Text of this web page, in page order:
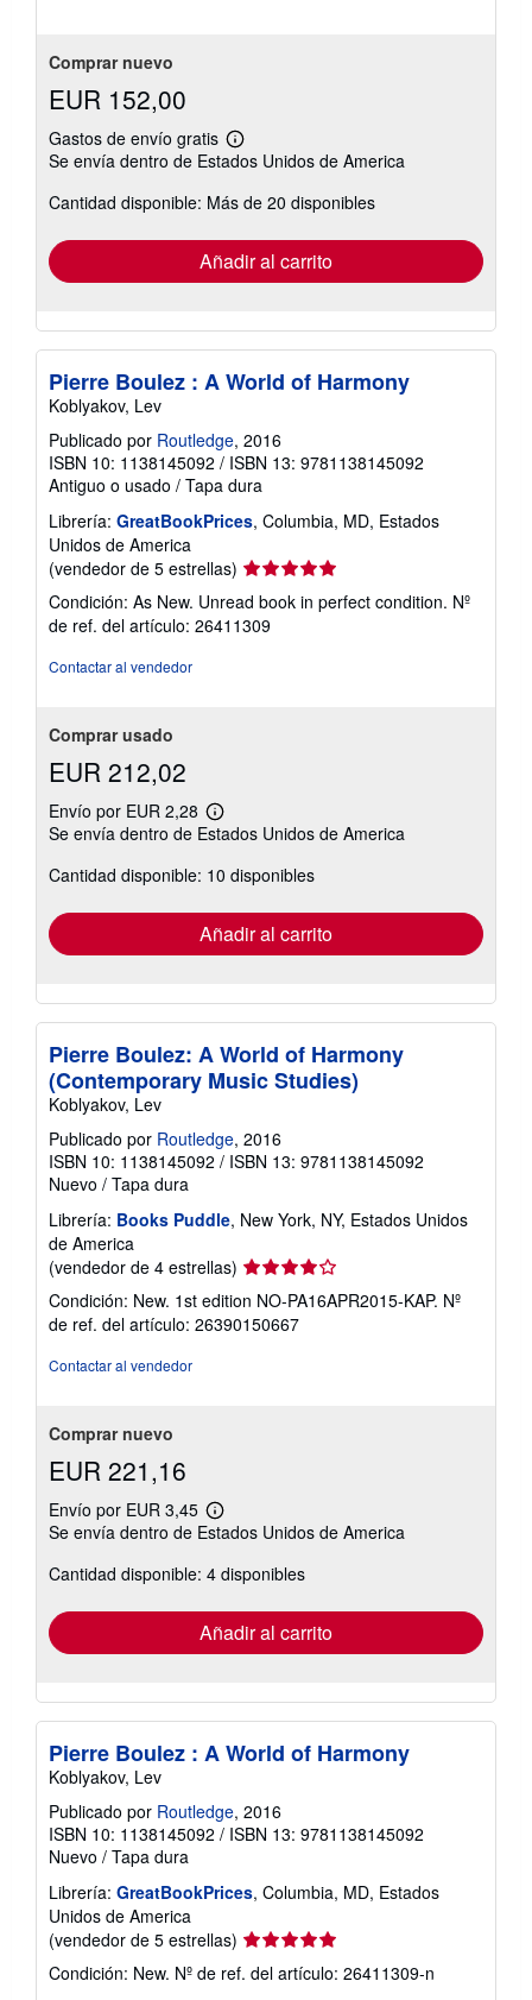
Comprar nuevo
EUR 152,00
Gastos de envío gratis
Más
información
las
envío
Se envía dentro de Estados Unidos de America
Cantidad disponible: Más de 20 disponibles
Añadir al carrito
Pierre Boulez : A World of Harmony
Koblyakov, Lev
Publicado por Routledge, 2016
ISBN 10: 1138145092 / ISBN 13: 9781138145092
Antiguo o usado / Tapa dura
Librería: GreatBookPrices, Columbia, MD, Estados
Unidos de America
(vendedor de 5 estrellas) Calificación
del
vendedor:
5
Condición: As New. Unread book in perfect condition. Nº
de ref. del artículo: 26411309
Contactar al vendedor
Comprar usado
EUR 212,02
Envío por EUR 2,28
Más
información
las
tarifas
envío
Se envía dentro de Estados Unidos de America
Cantidad disponible: 10 disponibles
Añadir al carrito
Pierre Boulez: A World of Harmony
(Contemporary Music Studies)
Koblyakov, Lev
Publicado por Routledge, 2016
ISBN 10: 1138145092 / ISBN 13: 9781138145092
Nuevo / Tapa dura
Librería: Books Puddle, New York, NY, Estados Unidos
de America
(vendedor de 4 estrellas) Calificación
del
vendedor:
4
Condición: New. 1st edition NO-PA16APR2015-KAP. Nº
de ref. del artículo: 26390150667
Contactar al vendedor
Comprar nuevo
EUR 221,16
Envío por EUR 3,45
Más
información
las
tarifas
envío
Se envía dentro de Estados Unidos de America
Cantidad disponible: 4 disponibles
Añadir al carrito
Pierre Boulez : A World of Harmony
Koblyakov, Lev
Publicado por Routledge, 2016
ISBN 10: 1138145092 / ISBN 13: 9781138145092
Nuevo / Tapa dura
Librería: GreatBookPrices, Columbia, MD, Estados
Unidos de America
(vendedor de 5 estrellas) Calificación
del
vendedor:
Condición: New. Nº de ref. del artículo: 26411309-n